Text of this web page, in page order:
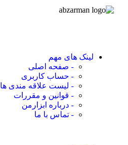
لینک های مهم
- صفحه اصلی
- حساب کاربری
- لیست علاقه مندی ها
- قوانین و مقررات
- درباره ابزارمن
- تماس با ما